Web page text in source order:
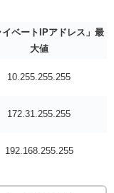
イベートIPアドレス」最
大値
10.255.255.255
172.31.255.255
192.168.255.255